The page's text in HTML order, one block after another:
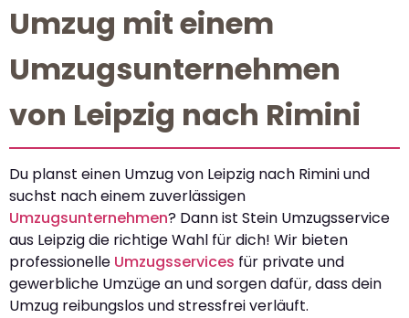
Umzug mit einem
Umzugsunternehmen
von Leipzig nach Rimini
Du planst einen Umzug von Leipzig nach Rimini und
suchst nach einem zuverlässigen
Umzugsunternehmen? Dann ist Stein Umzugsservice
aus Leipzig die richtige Wahl für dich! Wir bieten
professionelle Umzugsservices für private und
gewerbliche Umzüge an und sorgen dafür, dass dein
Umzug reibungslos und stressfrei verläuft.